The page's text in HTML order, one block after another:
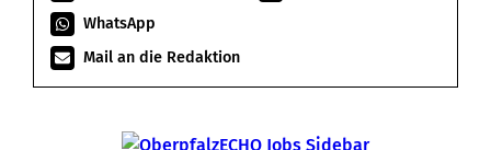
WhatsApp
Mail an die Redaktion